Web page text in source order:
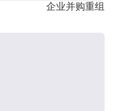
企业并购重组